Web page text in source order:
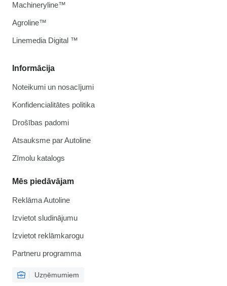
Informācija
Noteikumi un nosacījumi
Konfidencialitātes politika
Drošības padomi
Atsauksme par Autoline
Zīmolu katalogs
Mēs piedāvājam
Reklāma Autoline
Izvietot sludinājumu
Izvietot reklāmkarogu
Partneru programma
Uzņēmumiem
Machineryline™
Agroline™
Linemedia Digital ™